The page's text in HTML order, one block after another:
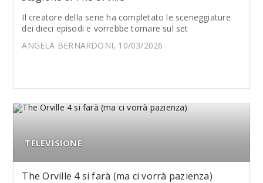
Il creatore della serie ha completato le sceneggiature
dei dieci episodi e vorrebbe tornare sul set
ANGELA BERNARDONI, 10/03/2026
TELEVISIONE
The Orville 4 si farà (ma ci vorrà pazienza)